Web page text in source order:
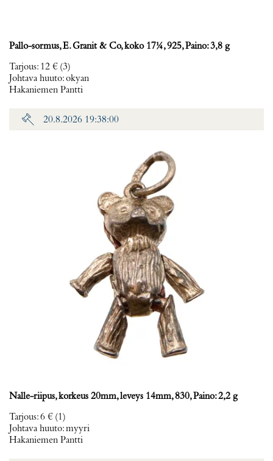
Pallo-sormus, E. Granit & Co, koko 17¼, 925, Paino: 3,8 g
Tarjous: 12 € (3)
Johtava huuto:okyan
Hakaniemen Pantti
20.8.2026 19:38:00
Nalle-riipus, korkeus 20mm, leveys 14mm, 830, Paino: 2,2 g
Tarjous:6 € (1)
Johtava huuto:myyri
Hakaniemen Pantti